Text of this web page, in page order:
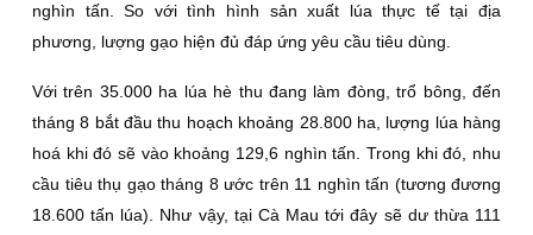
nghìn tấn. So với tình hình sản xuất lúa thực tế tại địa
phương, lượng gạo hiện đủ đáp ứng yêu cầu tiêu dùng.
Với trên 35.000 ha lúa hè thu đang làm đòng, trổ bông, đến
tháng 8 bắt đầu thu hoạch khoảng 28.800 ha, lượng lúa hàng
hoá khi đó sẽ vào khoảng 129,6 nghìn tấn. Trong khi đó, nhu
cầu tiêu thụ gạo tháng 8 ước trên 11 nghìn tấn (tương đương
18.600 tấn lúa). Như vậy, tại Cà Mau tới đây sẽ dư thừa 111